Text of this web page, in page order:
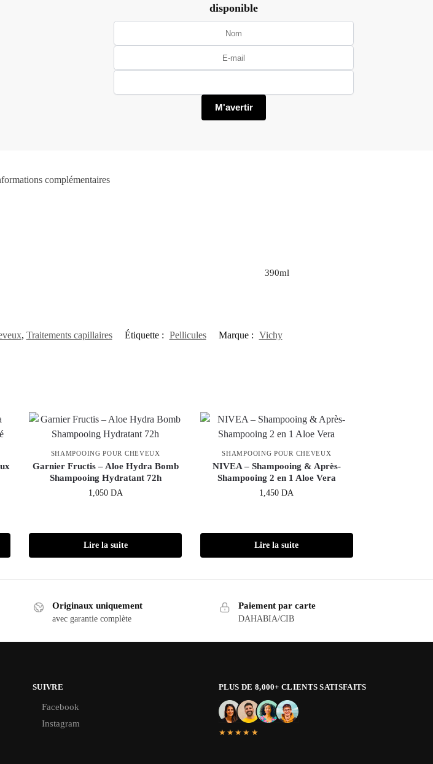
disponible
complémentaires
390ml
, Traitements capillaires Étiquette : Pellicules Marque : Vichy
SHAMPOOING POUR CHEVEUX
Garnier Fructis – Aloe Hydra Bomb
Shampooing Hydratant 72h
1,050 DA
Lire la suite
SHAMPOOING POUR CHEVEUX
NIVEA – Shampooing & Après-
Shampooing 2 en 1 Aloe Vera
1,450DA
Lire la suite
Originaux uniquement
avec garantie complète
Paiement par carte
DAHABIA/CIB
SUIVRE
Facebook
Instagram
PLUS DE 8,000+ CLIENTS SATISFAITS
★★★★★